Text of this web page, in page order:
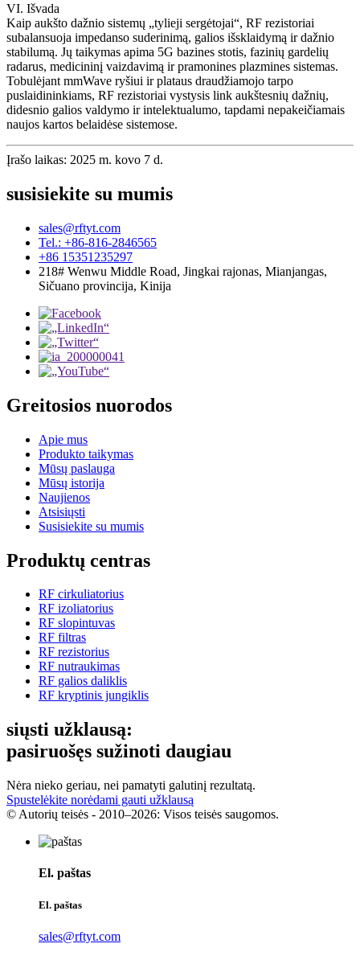
VI. Išvada
Kaip aukšto dažnio sistemų „tylieji sergėtojai“, RF rezistoriai
subalansuoja impedanso suderinimą, galios išsklaidymą ir dažnio
stabilumą. Jų taikymas apima 5G bazines stotis, fazinių gardelių
radarus, medicininį vaizdavimą ir pramonines plazmines sistemas.
Tobulėjant mmWave ryšiui ir plataus draudžiamojo tarpo
puslaidininkiams, RF rezistoriai vystysis link aukštesnių dažnių,
didesnio galios valdymo ir intelektualumo, tapdami nepakeičiamais
naujos kartos belaidėse sistemose.
Įrašo laikas: 2025 m. kovo 7 d.
susisiekite su mumis
sales@rftyt.com
Tel.: +86-816-2846565
+86 15351235297
218# Wenwu Middle Road, Jingkai rajonas, Mianjangas,
Sičuano provincija, Kinija
Greitosios nuorodos
Apie mus
Produkto taikymas
Mūsų paslauga
Mūsų istorija
Naujienos
Atsisiųsti
Susisiekite su mumis
Produktų centras
RF cirkuliatorius
RF izoliatorius
RF slopintuvas
RF filtras
RF rezistorius
RF nutraukimas
RF galios daliklis
RF kryptinis jungiklis
siųsti užklausą:
pasiruošęs sužinoti daugiau
Nėra nieko geriau, nei pamatyti galutinį rezultatą.
Spustelėkite norėdami gauti užklausą
© Autorių teisės - 2010–2026: Visos teisės saugomos.
El. paštas
El. paštas
sales@rftyt.com